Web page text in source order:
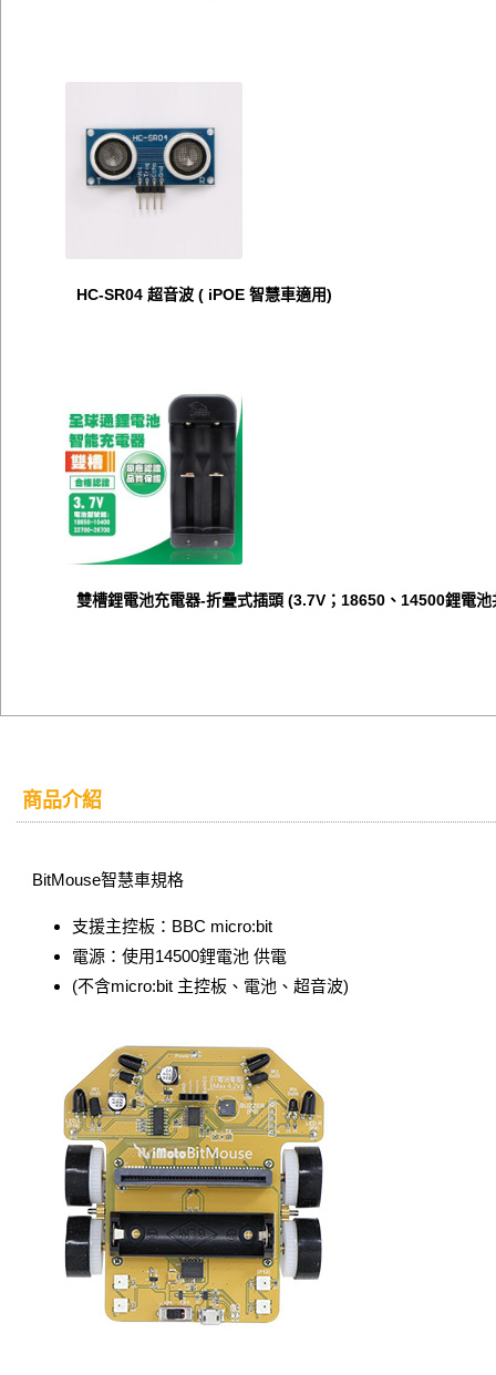
HC-SR04 超音波 ( iPOE 智慧車適用)
雙槽鋰電池充電器-折疊式插頭 (3.7V；18650、14500鋰電池
商品介紹
BitMouse智慧車規格
支援主控板：BBC micro:bit
電源：使用14500鋰電池 供電
(不含micro:bit 主控板、電池、超音波)